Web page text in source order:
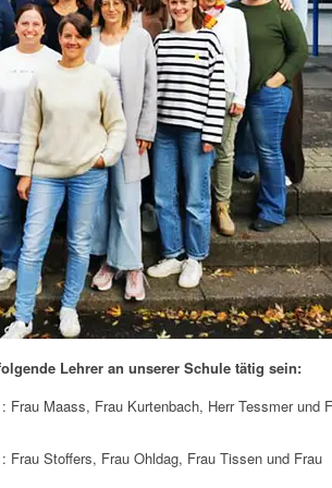
Lehrer an unserer Schule tätig sein:
Frau Maass, Frau Kurtenbach, Herr Tessmer und
Frau Stoffers, Frau Ohldag, Frau Tissen und Frau